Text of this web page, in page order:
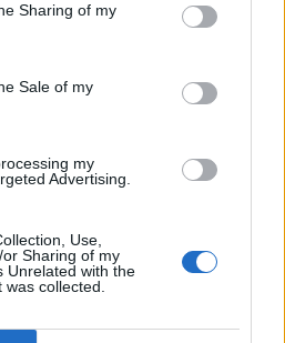
Sharing of my
Sale of my
my
Advertising.
Use,
Sharing of my
Unrelated with the
collected.
που έρχονται στο φως για την
αγοριού…